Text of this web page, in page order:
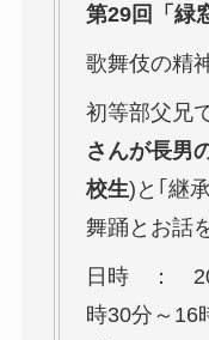
第29回「緑
歌舞伎の精
初等部父兄
さんが長男
校生)と｢継
舞踊とお話
日時 ：
時30分～16